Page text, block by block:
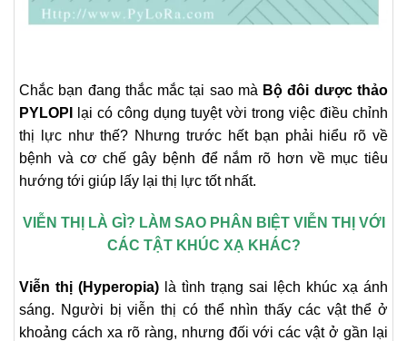
Chắc bạn đang thắc mắc tại sao mà Bộ đôi dược thảo
PYLOPI
lại có công dụng tuyệt vời trong việc điều chỉnh
thị lực như thế? Nhưng trước hết bạn phải hiểu rõ về
bệnh và cơ chế gây bệnh để nắm rõ hơn về mục tiêu
hướng tới giúp lấy lại thị lực tốt nhất.
VIỄN THỊ LÀ GÌ? LÀM SAO PHÂN BIỆT VIỄN THỊ VỚI
CÁC TẬT KHÚC XẠ KHÁC?
Viễn thị (Hyperopia) là tình trạng sai lệch khúc xạ ánh
sáng. Người bị viễn thị có thể nhìn thấy các vật thể ở
khoảng cách xa rõ ràng, nhưng đối với các vật ở gần lại